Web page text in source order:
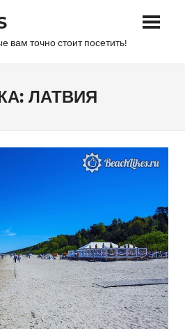
вам точно стоит посетить!
ЛАТВИЯ